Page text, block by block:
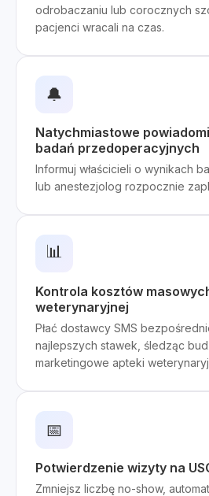
odrobaczaniu lub corocznych
pacjenci wracali na czas.
🔔
Natychmiastowe
badań przedoperacyjnych
Informuj właścicieli o wynikach
lub anestezjolog rozpocznie
📊
Kontrola kosztów
weterynaryjnej
Płać dostawcy SMS
najlepszych stawek, śledząc
marketingowe apteki
📅
Potwierdzenie wizyty na
Zmniejsz liczbę no-show,